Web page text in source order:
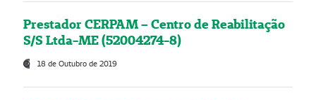
Prestador CERPAM – Centro de Reabilitação
S/S Ltda-ME (52004274-8)
18 de Outubro de 2019